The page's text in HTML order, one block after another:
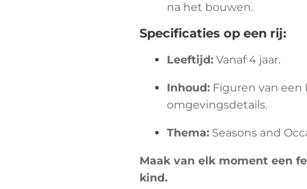
na het bouwen.
Specificaties op een rij:
Leeftijd: Vanaf 4 jaar.
Inhoud: Figuren van een
omgevingsdetails.
Thema: Seasons and
Maak van elk moment een
kind.